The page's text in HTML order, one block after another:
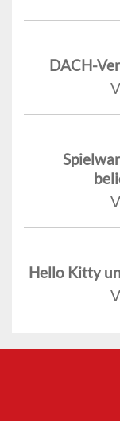
DACH-
Hello Kitty